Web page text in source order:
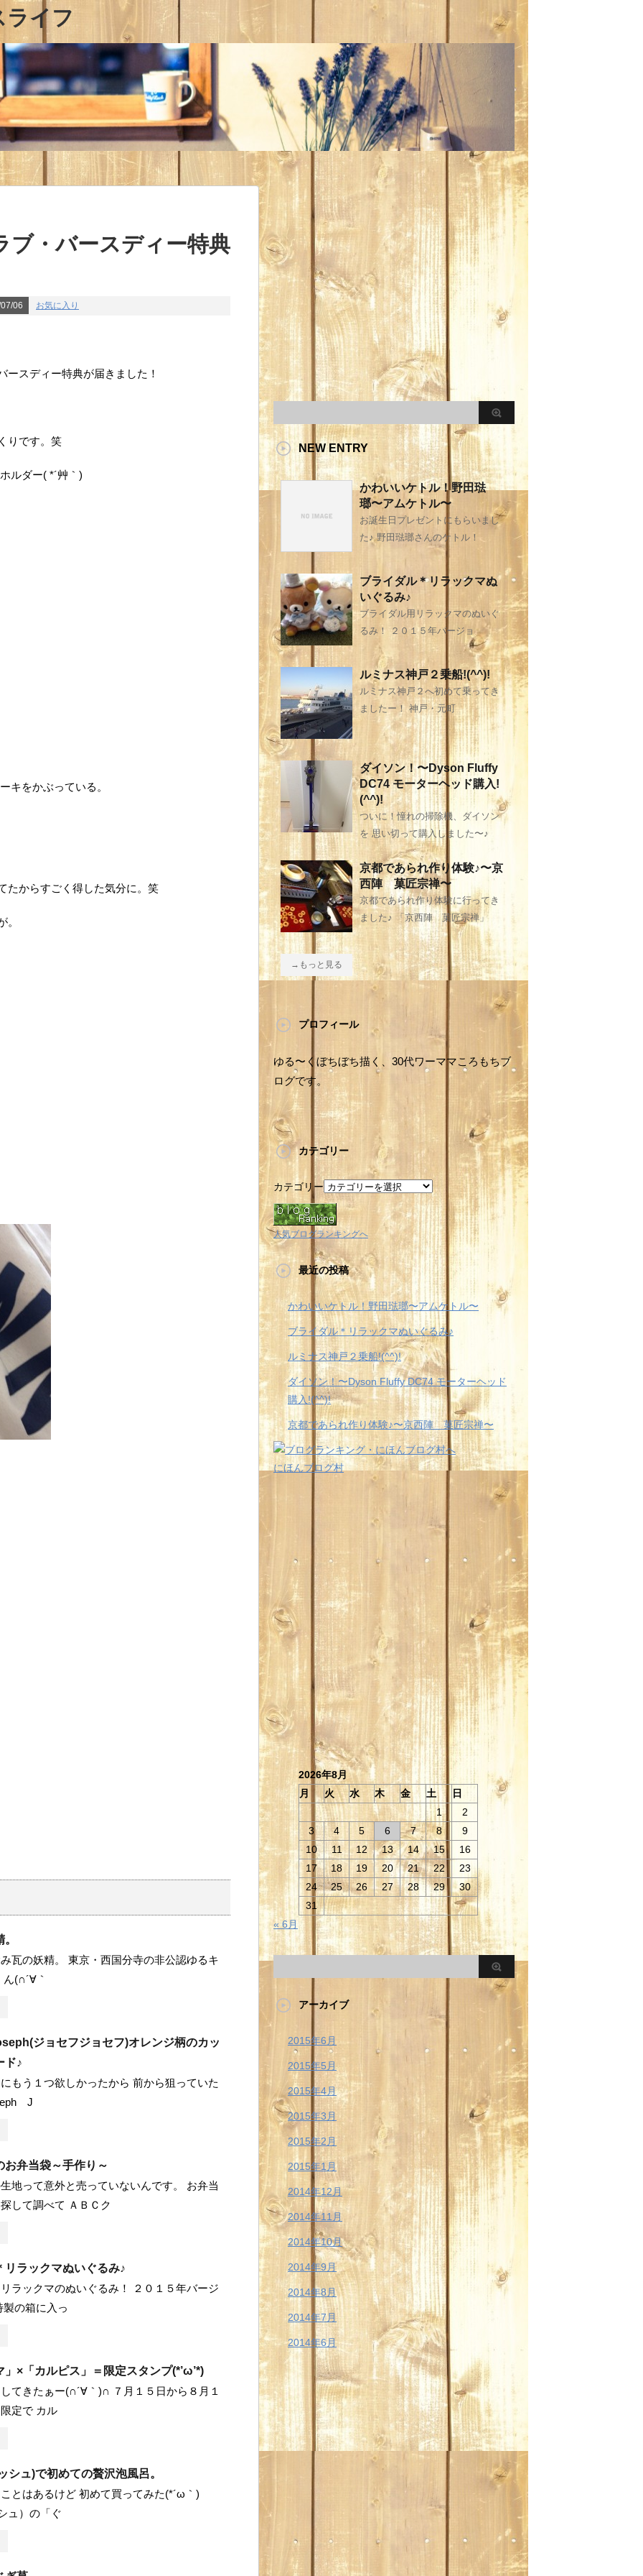
イフ
ブ・バースディー特典
06 お気に入り
ースディー特典が届きました！
りです。笑
ルダー( *´艸｀)
キをかぶっている。
たからすごく得した気分に。笑
。
瓦の妖精。 東京・西国分寺の非公認ゆるキ
(∩´∀｀
ジョセフジョセフ)オレンジ柄のカッ
ド♪
もう１つ欲しかったから 前から狙っていた
J
お弁当袋～手作り～
地って意外と売っていないんです。 お弁当
して調べて ＡＢＣク
リラックマぬいぐるみ♪
ラックマのぬいぐるみ！ ２０１５年バージ
の箱に入っ
」×「カルピス」＝限定スタンプ(*’ω’*)
てきたぁー(∩´∀｀)∩ ７月１５日から８月１
定で カル
シュ)で初めての贅沢泡風呂。
とはあるけど 初めて買ってみた(*´ω｀)
ュ）の「ぐ
NEW ENTRY
かわいいケトル！野田琺
瑯〜アムケトル〜
お誕生日プレゼントにもらいまし
た♪ 野田琺瑯さんのケトル！
ブライダル＊リラックマぬ
いぐるみ♪
ブライダル用リラックマのぬいぐ
るみ！ ２０１５年バージョ
ルミナス神戸２乗船!(^^)!
ルミナス神戸２へ初めて乗ってき
ましたー！ 神戸・元町
ダイソン！〜Dyson Fluffy
DC74 モーターヘッド購入!
(^^)!
ついに！憧れの掃除機、ダイソン
を 思い切って購入しました〜♪
京都であられ作り体験♪〜京
西陣 菓匠宗禅〜
京都であられ作り体験に行ってき
ました♪ 「京西陣 菓匠宗禅」
→もっと見る
プロフィール
ゆる〜くぼちぼち描く、30代ワーママころもちブ
ログです。
カテゴリー
カテゴリー
人気ブログランキングへ
最近の投稿
かわいいケトル！野田琺瑯〜アムケトル〜
ブライダル＊リラックマぬいぐるみ♪
ルミナス神戸２乗船!(^^)!
ダイソン！〜Dyson Fluffy DC74 モーターヘッド
購入!(^^)!
京都であられ作り体験♪〜京西陣 菓匠宗禅〜
にほんブログ村
2026年8月
月
火 水 木 金 土
日
1
2
3
4 5 6 7 8
9
10
11 12 13 14 15
16
17
18 19 20 21 22
23
24
25 26 27 28 29
30
31
« 6月
アーカイブ
2015年6月
2015年5月
2015年4月
2015年3月
2015年2月
2015年1月
2014年12月
2014年11月
2014年10月
2014年9月
2014年8月
2014年7月
2014年6月